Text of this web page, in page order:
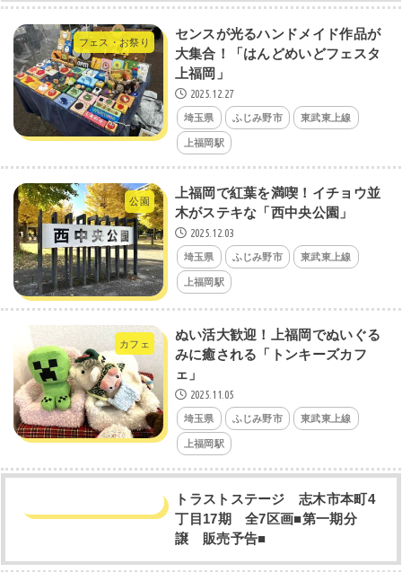
フェス・お祭り
センスが光るハンドメイド作品が
大集合！「はんどめいどフェスタ
上福岡」
2025.12.27
埼玉県 ふじみ野市 東武東上線
上福岡駅
公園
上福岡で紅葉を満喫！イチョウ並
木がステキな「西中央公園」
2025.12.03
埼玉県 ふじみ野市 東武東上線
上福岡駅
カフェ
ぬい活大歓迎！上福岡でぬいぐる
みに癒される「トンキーズカフ
ェ」
2025.11.05
埼玉県 ふじみ野市 東武東上線
上福岡駅
トラストステージ 志木市本町4
丁目17期 全7区画■第一期分
譲 販売予告■